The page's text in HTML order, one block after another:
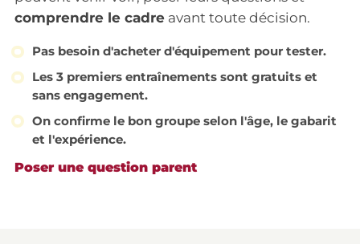
comprendre le cadreavant toute décision.
Pas besoin d'acheter d'équipement pour tester.
Les 3 premiers entraînements sont gratuits et
sans engagement.
On confirme le bon groupe selon l'âge, le gabarit
et l'expérience.
Poser une question parent